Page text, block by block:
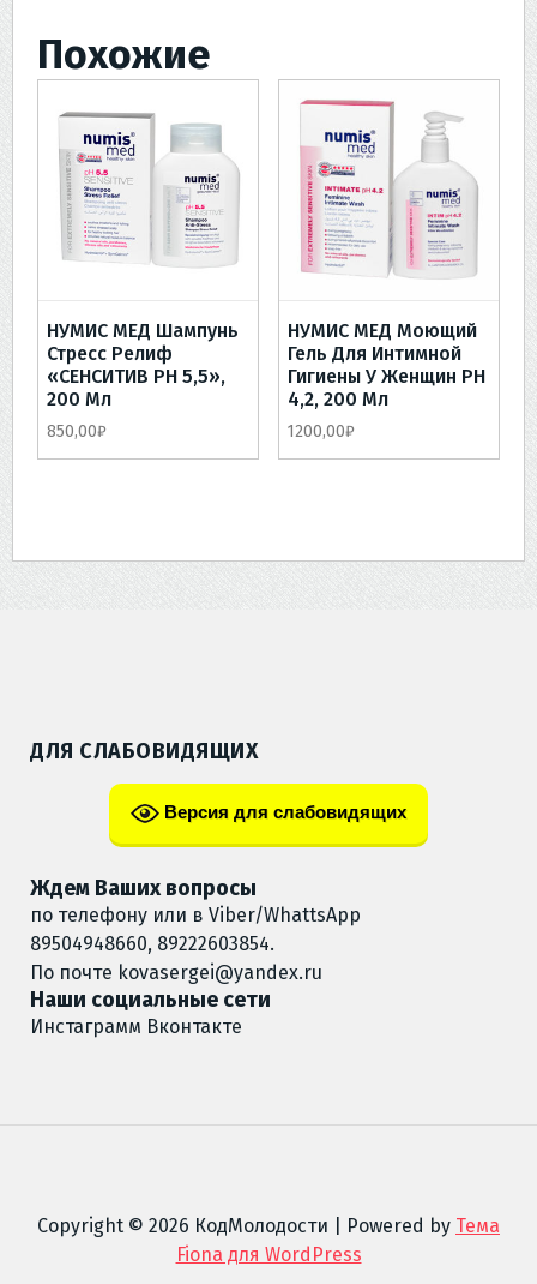
Похожие
НУМИС МЕД Шампунь
Стресс Релиф
«СЕНСИТИВ РН 5,5»,
200 Мл
850,00₽
НУМИС МЕД Моющий
Гель Для Интимной
Гигиены У Женщин РН
4,2, 200 Мл
1200,00₽
ДЛЯ СЛАБОВИДЯЩИХ
Версия для слабовидящих
Ждем Ваших вопросы
по телефону или в Viber/WhattsApp
89504948660, 89222603854.
По почте kovasergei@yandex.ru
Наши социальные сети
Инстаграмм Вконтакте
Copyright © 2026 КодМолодости | Powered by Тема
Fiona для WordPress